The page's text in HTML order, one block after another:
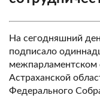
На сегодняшний
подписало
межпарламентском
Астраханской
Федерального